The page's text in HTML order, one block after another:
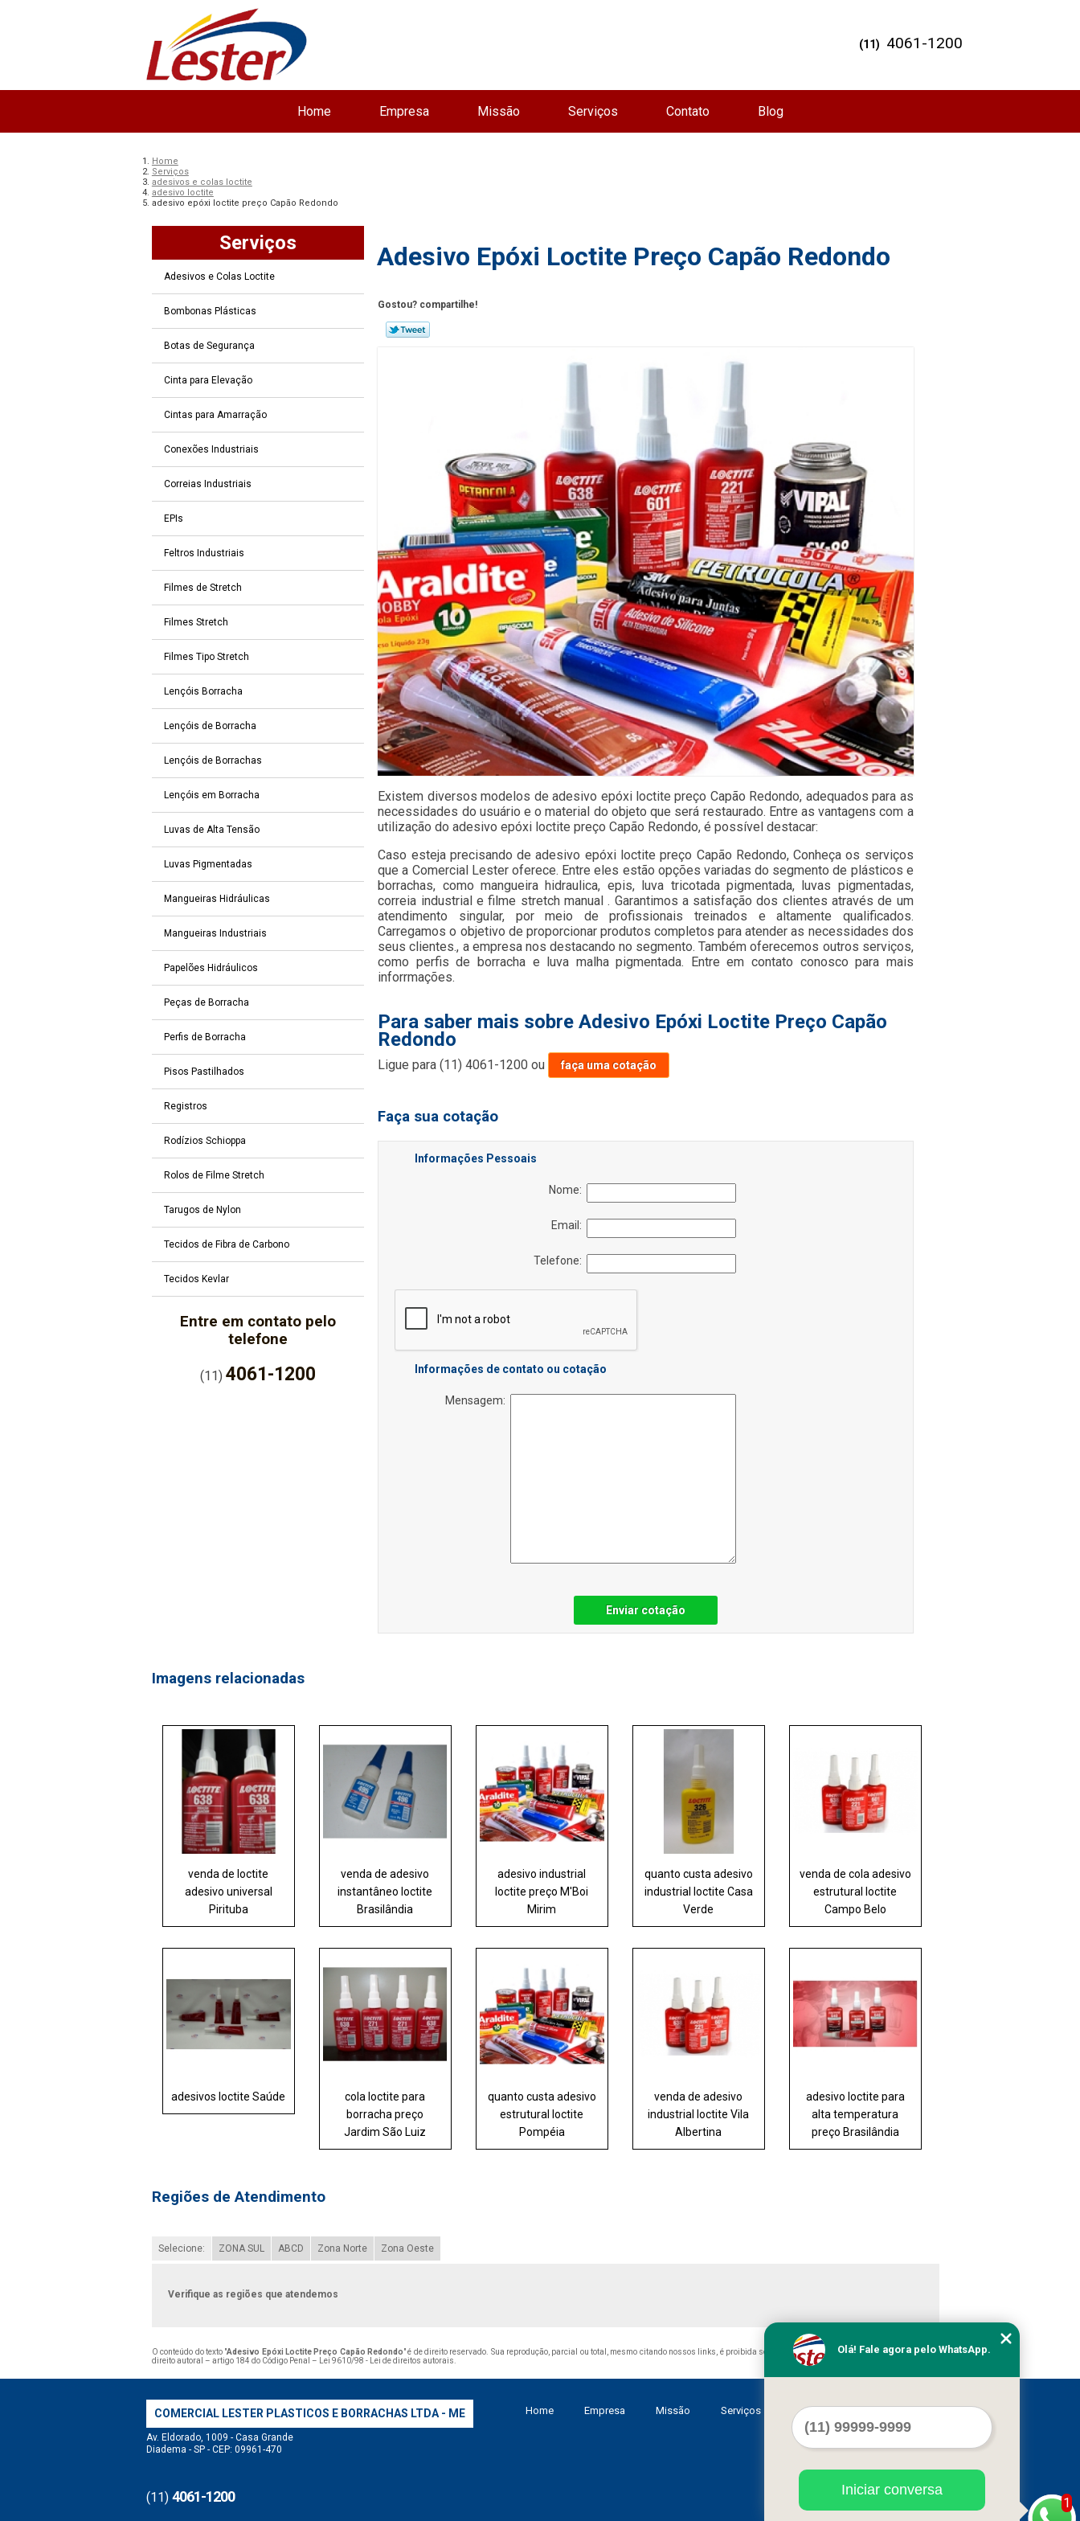
Home Empresa Missão Serviços Contato Blog
(11) 4061-1200
Home
Serviços
adesivos e colas loctite
adesivo loctite
adesivo epóxi loctite preço Capão Redondo
Serviços
Adesivos e Colas Loctite
Bombonas Plásticas
Botas de Segurança
Cinta para Elevação
Cintas para Amarração
Conexões Industriais
Correias Industriais
EPIs
Feltros Industriais
Filmes de Stretch
Filmes Stretch
Filmes Tipo Stretch
Lençóis Borracha
Lençóis de Borracha
Lençóis de Borrachas
Lençóis em Borracha
Luvas de Alta Tensão
Luvas Pigmentadas
Mangueiras Hidráulicas
Mangueiras Industriais
Papelões Hidráulicos
Peças de Borracha
Perfis de Borracha
Pisos Pastilhados
Registros
Rodízios Schioppa
Rolos de Filme Stretch
Tarugos de Nylon
Tecidos de Fibra de Carbono
Tecidos Kevlar
Entre em contato pelo
telefone
(11)4061-1200
Adesivo Epóxi Loctite Preço Capão Redondo
Gostou? compartilhe!
Existem diversos modelos de adesivo epóxi loctite preço Capão Redondo, adequados para as
necessidades do usuário e o material do objeto que será restaurado. Entre as vantagens com a
utilização do adesivo epóxi loctite preço Capão Redondo, é possível destacar:
Caso esteja precisando de adesivo epóxi loctite preço Capão Redondo, Conheça os serviços
que a Comercial Lester oferece. Entre eles estão opções variadas do segmento de plásticos e
borrachas, como mangueira hidraulica, epis, luva tricotada pigmentada, luvas pigmentadas,
correia industrial e filme stretch manual . Garantimos a satisfação dos clientes através de um
atendimento singular, por meio de profissionais treinados e altamente qualificados.
Carregamos o objetivo de proporcionar produtos completos para atender as necessidades dos
seus clientes., a empresa nos destacando no segmento. Também oferecemos outros serviços,
como perfis de borracha e luva malha pigmentada. Entre em contato conosco para mais
inforrmações.
Para saber mais sobre Adesivo Epóxi Loctite Preço Capão
Redondo
Ligue para(11) 4061-1200 ou faça uma cotação
Faça sua cotação
Informações Pessoais
Nome:
Email:
Telefone:
Informações de contato ou cotação
Mensagem:
Enviar cotação
Imagens relacionadas
venda de loctite
adesivo universal
Pirituba
venda de adesivo
instantâneo loctite
Brasilândia
adesivo industrial
loctite preço M'Boi
Mirim
quanto custa adesivo
industrial loctite Casa
Verde
venda de cola adesivo
estrutural loctite
Campo Belo
adesivos loctite Saúde
cola loctite para
borracha preço
Jardim São Luiz
quanto custa adesivo
estrutural loctite
Pompéia
venda de adesivo
industrial loctite Vila
Albertina
adesivo loctite para
alta temperatura
preço Brasilândia
Regiões de Atendimento
Selecione: ZONA SUL ABCD Zona Norte Zona Oeste
Verifique as regiões que atendemos
O conteúdo do texto "Adesivo Epóxi Loctite Preço Capão Redondo" é de direito reservado. Sua reprodução, parcial ou total, mesmo citando nossos links, é proibida sem a autorização do autor. Crime de violação de
direito autoral – artigo 184 do Código Penal –
Lei 9610/98 - Lei de direitos autorais
COMERCIAL LESTER PLASTICOS E BORRACHAS LTDA - ME
Av. Eldorado, 1009 - Casa Grande
Diadema - SP - CEP: 09961-470
(11) 4061-1200
Home Empresa Missão Serviços Contato Mapa do site
1
Olá! Fale agora pelo WhatsApp.
Iniciar conversa